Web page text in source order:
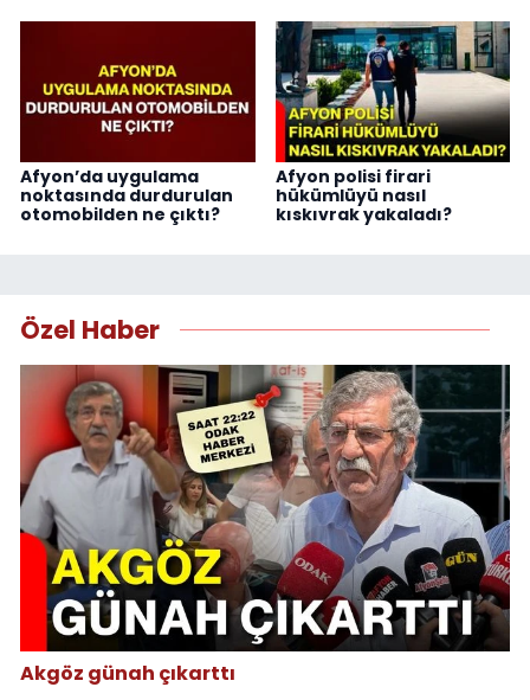
Afyon’da uygulama
noktasında durdurulan
otomobilden ne çıktı?
Afyon polisi firari
hükümlüyü nasıl
kıskıvrak yakaladı?
Özel Haber
Akgöz günah çıkarttı